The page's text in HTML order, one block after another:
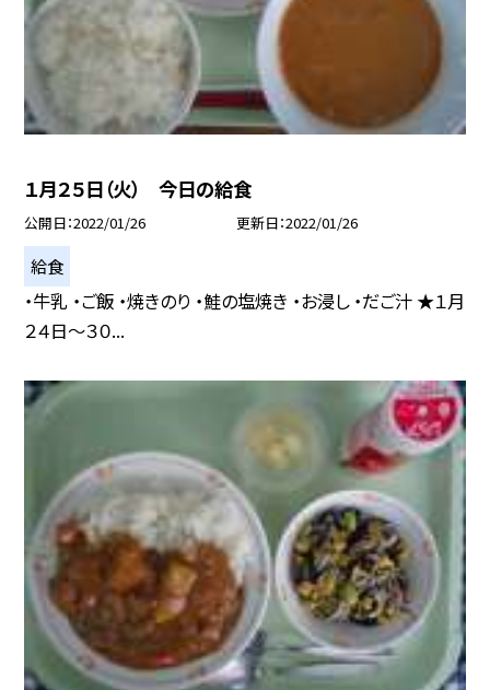
１月２５日（火） 今日の給食
公開日 2022/01/26 更新日 2022/01/26
給食
・牛乳 ・ご飯 ・焼きのり ・鮭の塩焼き ・お浸し ・だご汁 ★１月
２４日〜３０...